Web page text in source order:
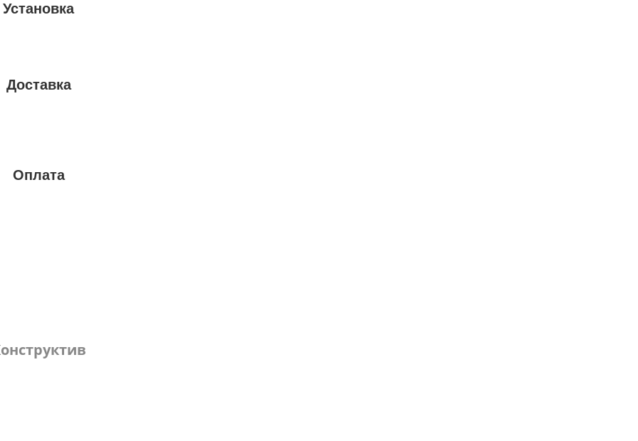
Установка
Доставка
Оплата